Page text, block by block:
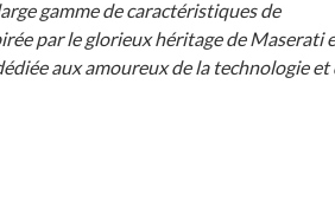
gamme de caractéristiques de
par le glorieux héritage de Maserati
aux amoureux de la technologie et